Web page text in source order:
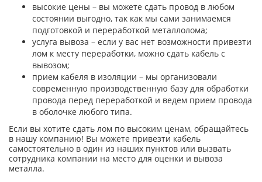
высокие цены – вы можете сдать провод в любом
состоянии выгодно, так как мы сами занимаемся
подготовкой и переработкой металлолома;
услуга вывоза – если у вас нет возможности привезти
лом к месту переработки, можно сдать кабель с
вывозом;
прием кабеля в изоляции – мы организовали
современную производственную базу для обработки
провода перед переработкой и ведем прием провода
в оболочке любого типа.
Если вы хотите сдать лом по высоким ценам, обращайтесь
в нашу компанию! Вы можете привезти кабель
самостоятельно в один из наших пунктов или вызвать
сотрудника компании на место для оценки и вывоза
металла.